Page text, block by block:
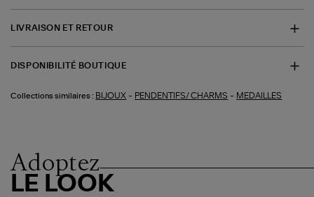
LIVRAISON ET RETOUR
DISPONIBILITÉ BOUTIQUE
Collections similaires : BIJOUX - PENDENTIFS/ CHARMS - MEDAILLES
Adoptez
LE LOOK